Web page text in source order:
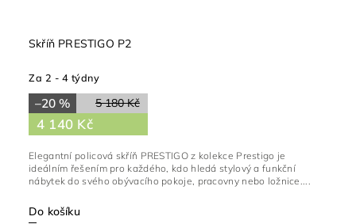
Skříň PRESTIGO P2
Za 2 - 4 týdny
5 180 Kč
–20 %
4 140 Kč
Do košíku
Elegantní policová skříň PRESTIGO z kolekce Prestigo je
ideálním řešením pro každého, kdo hledá stylový a funkční
nábytek do svého obývacího pokoje, pracovny nebo ložnice....